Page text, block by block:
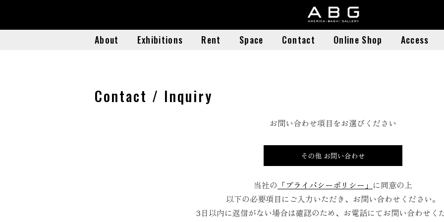
About Exhibitions Rent Space Contact Online Shop Access
Contact Online Shop
Contact / Inquiry
お問い合わせ項目をお選びください
その他 お問い合わせ
アート関係 展覧会のお申込
その他 ご利用のお申込
当社の 「プライバシーポリシー」 に同意の上
以下の必要項目にご入力いただき、お問い合わせください。
3日以内に返信がない場合は確認のため、お電話にてお問い合わせく